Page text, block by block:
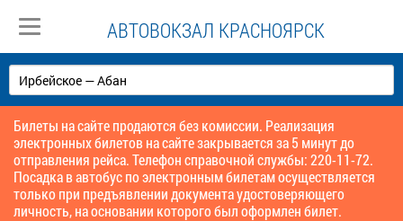
АВТОВОКЗАЛ КРАСНОЯРСК
Билеты на сайте продаются без комиссии. Реализация
электронных билетов на сайте закрывается за 5 минут до
отправления рейса. Телефон справочной службы: 220-11-72.
Посадка в автобус по электронным билетам осуществляется
только при предъявлении документа удостоверяющего
личность, на основании которого был оформлен билет.